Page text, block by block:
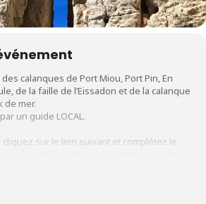
calanques de Port Miou, Port Pin, En
de la faille de l’Eissadon et de la calanque
de mer.
un guide LOCAL.
sur le lien suivant et complétez le
paddle-cassis-calanques